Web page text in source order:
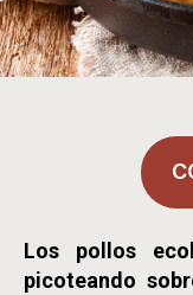
Los pollos
picoteando